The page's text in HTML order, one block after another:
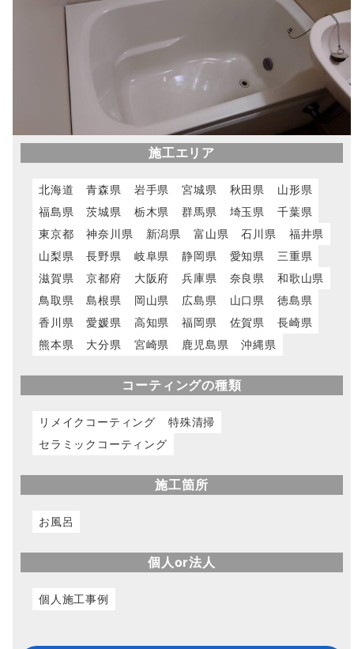
施工エリア
北海道 青森県 岩手県 宮城県 秋田県
山形県
福島県
茨城県 栃木県 群馬県 埼玉県
千葉県
東京都
神奈川県 新潟県 富山県 石川県
福井県
山梨県
長野県 岐阜県 静岡県 愛知県
三重県
滋賀県
京都府 大阪府 兵庫県 奈良県
和歌山県
鳥取県
島根県 岡山県 広島県 山口県
徳島県
香川県
愛媛県 高知県 福岡県 佐賀県
長崎県
熊本県
大分県 宮崎県 鹿児島県 沖縄県
コーティングの種類
リメイクコーティング
特殊清掃
セラミックコーティング
施工箇所
お風呂
個人or法人
個人施工事例